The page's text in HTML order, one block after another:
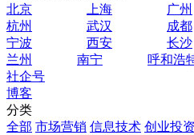
北京
上海 广州
杭州
武汉 成都
宁波
西安 长沙
兰州
南宁 呼和浩
社企号
博客
分类
全部 市场营销 信息技术 创业投资